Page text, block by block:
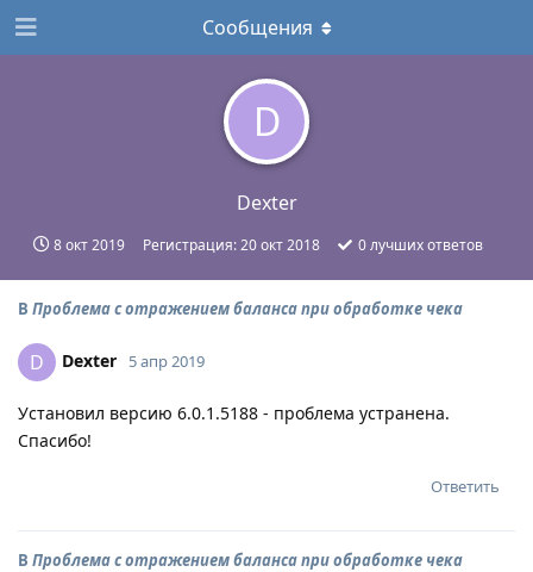
D
Dexter
8 окт 2019 Регистрация:20 окт 2018 0лучших ответов
Сообщения
В Проблема с отражением баланса при обработке чека
D Dexter 5 апр 2019
Установил версию 6.0.1.5188 - проблема устранена.
Спасибо!
Ответить
В Проблема с отражением баланса при обработке чека